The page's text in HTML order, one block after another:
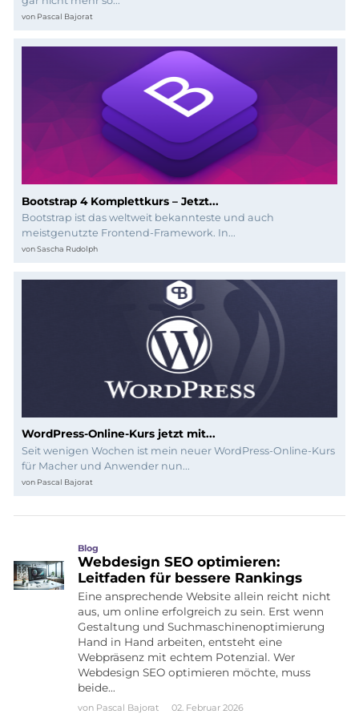
von Pascal Bajorat
Bootstrap 4 Komplettkurs – Jetzt...
Bootstrap ist das weltweit bekannteste und auch
meistgenutzte Frontend-Framework. In...
vonSascha Rudolph
WordPress-Online-Kurs jetzt mit...
Seit wenigen Wochen ist mein neuer WordPress-Online-Kurs
für Macher und Anwender nun...
von Pascal Bajorat
Blog
Webdesign SEO optimieren:
Leitfaden für bessere Rankings
Eine ansprechende Website allein reicht nicht
aus, um online erfolgreich zu sein. Erst wenn
Gestaltung und Suchmaschinenoptimierung
Hand in Hand arbeiten, entsteht eine
Webpräsenz mit echtem Potenzial. Wer
Webdesign SEO optimieren möchte, muss
beide…
von Pascal Bajorat 02. Februar 2026